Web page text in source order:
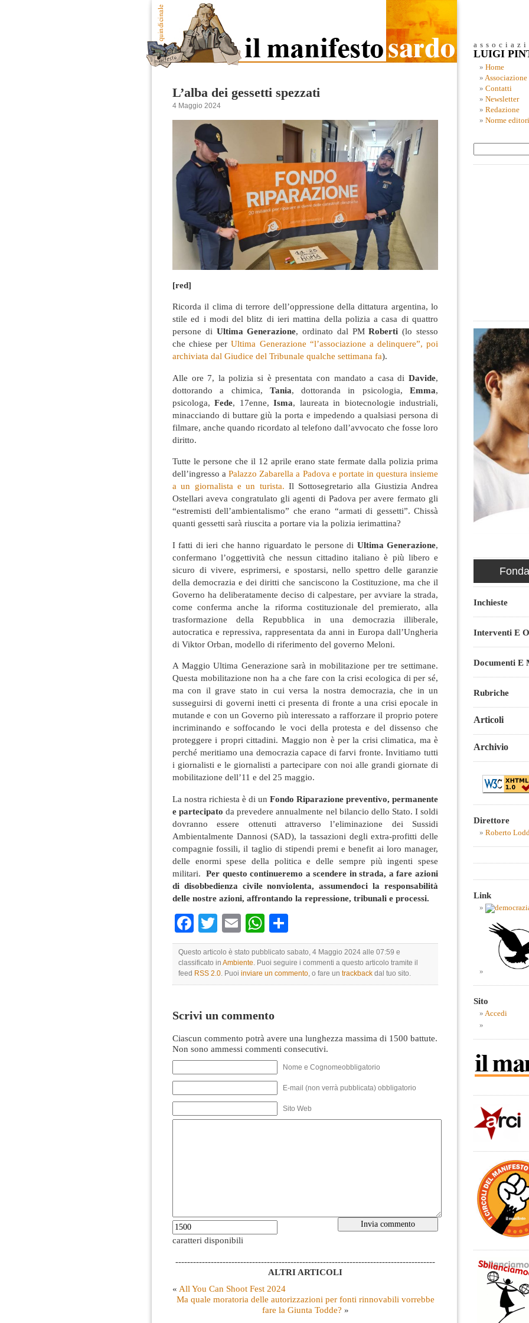
L’alba dei gessetti spezzati
4 Maggio 2024
[red]
Ricorda il clima di terrore dell’oppressione della dittatura argentina, lo
stile ed i modi del blitz di ieri mattina della polizia a casa di quattro
persone di Ultima Generazione, ordinato dal PMRoberti (lo stesso
che chiese perUltima Generazione “l’associazione a delinquere”, poi
archiviata dal Giudice del Tribunale qualche settimana fa).
Alle ore 7, la polizia si è presentata con mandato a casa di Davide,
dottorando a chimica, Tania, dottoranda in psicologia,Emma,
psicologa,Fede, 17enne,Isma, laureata in biotecnologie industriali,
minacciando di buttare giù la porta e impedendo a qualsiasi persona di
filmare, anche quando ricordato al telefono dall’avvocato che fosse loro
diritto.
Tutte le persone che il 12 aprile erano state fermate dalla polizia prima
dell’ingresso aPalazzo Zabarella a Padova e portate in questura insieme
a un giornalista e un turista. Il Sottosegretario alla Giustizia Andrea
Ostellari aveva congratulato gli agenti di Padova per avere fermato gli
“estremisti dell’ambientalismo” che erano “armati di gessetti”. Chissà
quanti gessetti sarà riuscita a portare via la polizia ierimattina?
I fatti di ieri che hanno riguardato le persone di Ultima Generazione,
confermano l’oggettività che nessun cittadino italiano è più libero e
sicuro di vivere, esprimersi, e spostarsi, nello spettro delle garanzie
della democrazia e dei diritti che sanciscono la Costituzione, ma che il
Governo ha deliberatamente deciso di calpestare, per avviare la strada,
come conferma anche la riforma costituzionale del premierato, alla
trasformazione della Repubblica in una democrazia illiberale,
autocratica e repressiva, rappresentata da anni in Europa dall’Ungheria
di Viktor Orban, modello di riferimento del governo Meloni.
A Maggio Ultima Generazione sarà in mobilitazione per tre settimane.
Questa mobilitazione non ha a che fare con la crisi ecologica di per sé,
ma con il grave stato in cui versa la nostra democrazia, che in un
susseguirsi di governi inetti ci presenta di fronte a una crisi epocale in
mutande e con un Governo più interessato a rafforzare il proprio potere
incriminando e soffocando le voci della protesta e del dissenso che
proteggere i propri cittadini. Maggio non è per la crisi climatica, ma è
perché meritiamo una democrazia capace di farvi fronte. Invitiamo tutti
i giornalisti e le giornalisti a partecipare con noi alle grandi giornate di
mobilitazione dell’11 e del 25 maggio.
La nostra richiesta è di un Fondo Riparazione preventivo, permanente
e partecipato da prevedere annualmente nel bilancio dello Stato. I soldi
dovranno essere ottenuti attraverso l’eliminazione dei Sussidi
Ambientalmente Dannosi (SAD), la tassazioni degli extra-profitti delle
compagnie fossili, il taglio di stipendi premi e benefit ai loro manager,
delle enormi spese della politica e delle sempre più ingenti spese
militari.Per questo continueremo a scendere in strada, a fare azioni
di disobbedienza civile nonviolenta, assumendoci la responsabilità
delle nostre azioni, affrontando la repressione, tribunali e processi.
Facebook
TwitterEmailWhatsApp
Questo articolo è stato pubblicato sabato, 4 Maggio 2024 alle 07:59 e
classificato in Ambiente . Puoi seguire i commenti a questo articolo tramite il
feed RSS 2.0 . Puoi inviare un commento , o fare un trackback dal tuo sito.
Scrivi un commento
Ciascun commento potrà avere una lunghezza massima di 1500 battute.
Non sono ammessi commenti consecutivi.
Nome e Cognomeobbligatorio
E-mail (non verrà pubblicata) obbligatorio
Sito Web
caratteri disponibili
----------------------------------------------------------------------------------------
ALTRI ARTICOLI
« All You Can Shoot Fest 2024
Ma quale moratoria delle autorizzazioni per fonti rinnovabili vorrebbe
fare la Giunta Todde? »
LUIGI
Home
Associazione
Contatti
Newsletter
Redazione
Norme
Inchieste
Interventi E
Documenti E
Rubriche
Articoli
Archivio
Direttore
Roberto
Link
Sito
Accedi